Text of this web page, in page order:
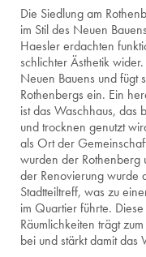
Die Siedlung am
im Stil des Neuen
Haesler erdachten
schlichter Ästhetik
Neuen Bauens und fügt
Rothenbergs ein. Ein
ist das Waschhaus, das
und trocknen genutzt
als Ort der
wurden der Rothenberg
der Renovierung wurde
Stadtteiltreff, was zu
im Quartier führte.
Räumlichkeiten trägt
bei und stärkt damit